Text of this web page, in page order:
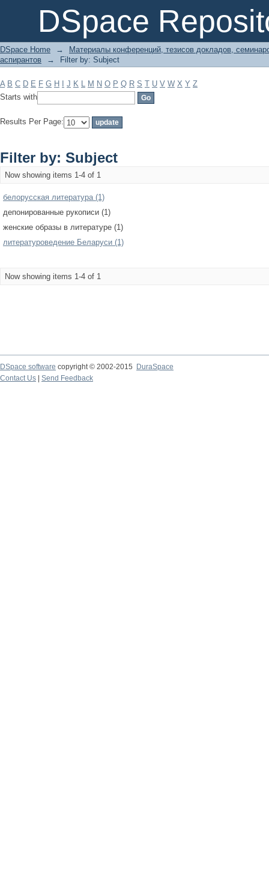
DSpace
Filter by: Subject
DSpace Home →
Материалы конференций, тезисов докладов,
аспирантов
→ Filter by: Subject
A B C D E F G H J K L M N O P Q R S T U V W X Y Z
Starts with
Results Per Page:
Filter by: Subject
Now showing items 1-4 of 1
белорусская литература (1)
депонированные рукописи (1)
женские образы в литературе (1)
литературоведение Беларуси (1)
Now showing items 1-4 of 1
DSpace software copyright © 2002-2015
DuraSpace
Contact Us
Send Feedback